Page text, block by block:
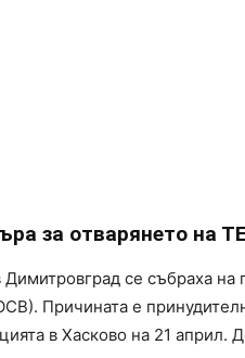
за отварянето на
се събраха на
Причината е
в Хасково на 21 април.